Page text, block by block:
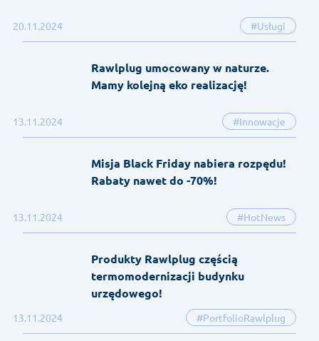
20.11.2024 #Usługi
13.11.2024 #Innowacje
Rawlplug umocowany w naturze.
Mamy kolejną eko realizację!
13.11.2024 #HotNews
Misja Black Friday nabiera rozpędu!
Rabaty nawet do -70%!
13.11.2024 #PortfolioRawlplug
Produkty Rawlplug częścią
termomodernizacji budynku
urzędowego!